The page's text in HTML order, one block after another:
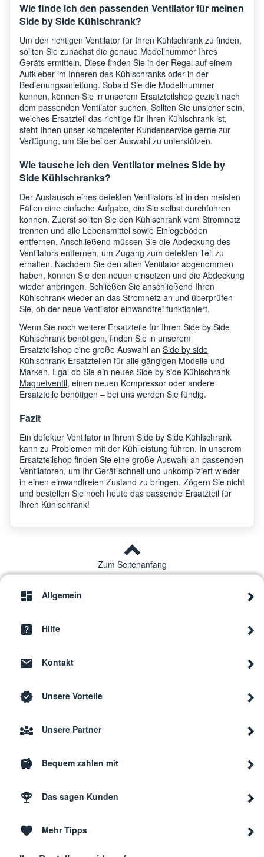
Wie finde ich den passenden Ventilator für meinen
Side by Side Kühlschrank?
Um den richtigen Ventilator für Ihren Kühlschrank zu finden,
sollten Sie zunächst die genaue Modellnummer Ihres
Geräts ermitteln. Diese finden Sie in der Regel auf einem
Aufkleber im Inneren des Kühlschranks oder in der
Bedienungsanleitung. Sobald Sie die Modellnummer
kennen, können Sie in unserem Ersatzteilshop gezielt nach
dem passenden Ventilator suchen. Sollten Sie unsicher sein,
welches Ersatzteil das richtige für Ihren Kühlschrank ist,
steht Ihnen unser kompetenter Kundenservice gerne zur
Verfügung, um Sie bei der Auswahl zu unterstützen.
Wie tausche ich den Ventilator meines Side by
Side Kühlschranks?
Der Austausch eines defekten Ventilators ist in den meisten
Fällen eine einfache Aufgabe, die Sie selbst durchführen
können. Zuerst sollten Sie den Kühlschrank vom Stromnetz
trennen und alle Lebensmittel sowie Einlegeböden
entfernen. Anschließend müssen Sie die Abdeckung des
Ventilators entfernen, um Zugang zum defekten Teil zu
erhalten. Nachdem Sie den alten Ventilator abgenommen
haben, können Sie den neuen einsetzen und die Abdeckung
wieder anbringen. Schließen Sie anschließend Ihren
Kühlschrank wieder an das Stromnetz an und überprüfen
Sie, ob der neue Ventilator einwandfrei funktioniert.
Wenn Sie noch weitere Ersatzteile für Ihren Side by Side
Kühlschrank benötigen, finden Sie in unserem
Ersatzteilshop eine große Auswahl an Side by side
Kühlschrank Ersatzteilen für alle gängigen Modelle und
Marken. Egal ob Sie ein neues Side by side Kühlschrank
Magnetventil, einen neuen Kompressor oder andere
Ersatzteile benötigen – bei uns werden Sie fündig.
Fazit
Ein defekter Ventilator in Ihrem Side by Side Kühlschrank
kann zu Problemen mit der Kühlleistung führen. In unserem
Ersatzteilshop finden Sie eine große Auswahl an passenden
Ventilatoren, um Ihr Gerät schnell und unkompliziert wieder
in einen einwandfreien Zustand zu bringen. Zögern Sie nicht
und bestellen Sie noch heute das passende Ersatzteil für
Ihren Kühlschrank!
Zum Seitenanfang
Allgemein
Hilfe
Kontakt
Unsere Vorteile
Unsere Partner
Bequem zahlen mit
Das sagen Kunden
Mehr Tipps